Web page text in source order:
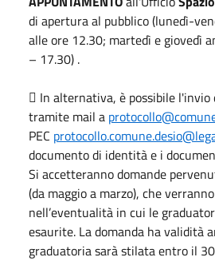
di apertura al pubblico (lunedì-
alle ore 12.30; martedì e giovedì
– 17.30) .
 In alternativa, è possibile l'invio
tramite mail a
PEC
documento di identità e i
Si accetteranno domande
(da maggio a marzo), che
nell’eventualità in cui le
esaurite. La domanda ha validità
graduatoria sarà stilata entro il